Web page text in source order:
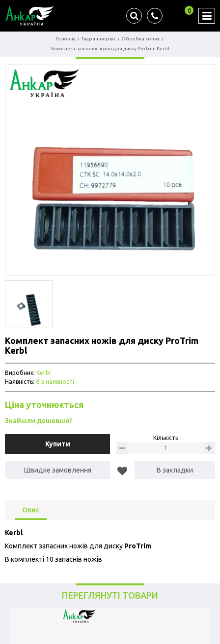
0
Головна Тваринництво
Обробка копит
Комплект запасних ножів для диску ProTrim Kerbl
Комплект запасних ножів для диску ProTrim
Kerbl
Виробник: Kerbl
Наявність: Є в наявності
Ціна уточнюється
Знайшли дешевше?
Купити
Кількість
Швидке замовлення В закладки
Опис
Kerbl
Комплект запасних ножів для диску ProTrim
В комплекті 10 запаснів ножів
ПЕРЕГЛЯНУТІ ТОВАРИ